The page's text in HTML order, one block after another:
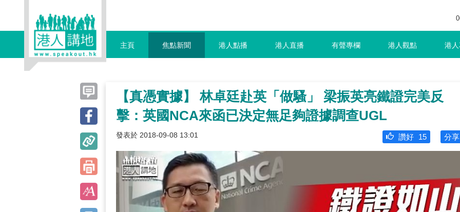
主頁 焦點新聞 港人點播 港人直播 有聲專欄 港人觀點 港
【真憑實據】 林卓廷赴英「做騷」 梁振英亮鐵證完美反
擊：英國NCA來函已決定無足夠證據調查UGL
發表於 2018-09-08 13:01 分享
讚好 15